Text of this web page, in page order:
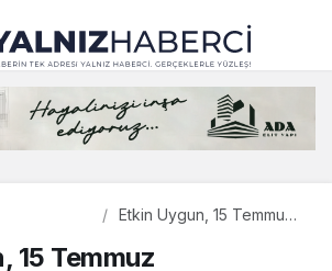
Etkin Uygun, 15 Temmuz
Başkanı oldu
15 Temmuz
0